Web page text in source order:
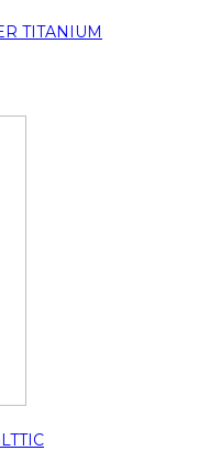
TITANIUM